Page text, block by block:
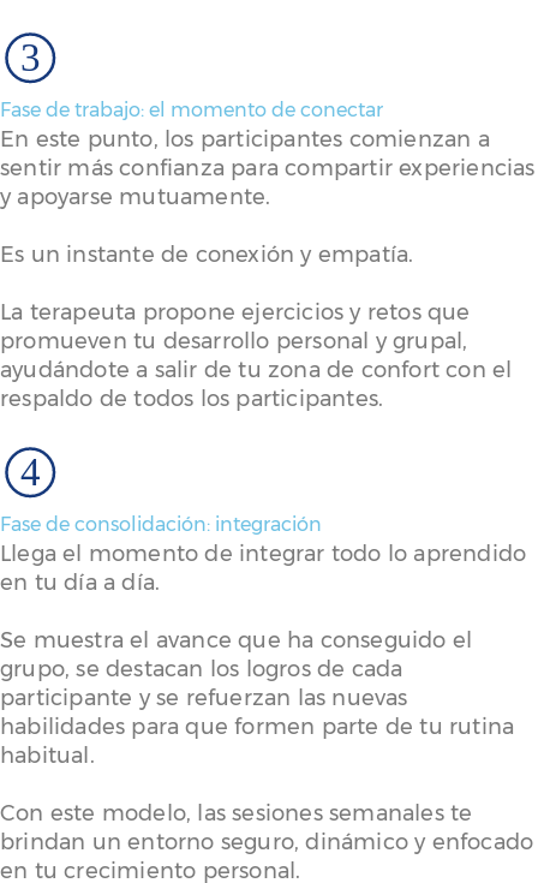
3
Fase de trabajo: el momento de conectar
En este punto, los participantes comienzan a
sentir más confianza para compartir experiencias
y apoyarse mutuamente.
Es un instante de conexión y empatía.
La terapeuta propone ejercicios y retos que
promueven tu desarrollo personal y grupal,
ayudándote a salir de tu zona de confort con el
respaldo de todos los participantes.
4
Fase de consolidación: integración
Llega el momento de integrar todo lo aprendido
en tu día a día.
Se muestra el avance que ha conseguido el
grupo, se destacan los logros de cada
participante y se refuerzan las nuevas
habilidades para que formen parte de tu rutina
habitual.
Con este modelo, las sesiones semanales te
brindan un entorno seguro, dinámico y enfocado
en tu crecimiento personal.